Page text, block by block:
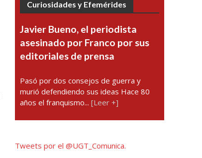
Curiosidades y Efemérides
Javier Bueno, el periodista
asesinado por Franco por sus
editoriales de prensa
Pasó por dos consejos de guerra y
murió defendiendo sus ideas Hace 80
años el franquismo...[Leer +]
Tweets por el @UGT_Comunica.